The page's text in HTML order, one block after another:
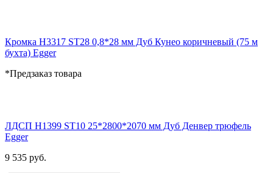
Кромка H3317 ST28 0,8*28 мм Дуб Кунео коричневый (75 м
бухта) Egger
*Предзаказ товара
ЛДСП H1399 ST10 25*2800*2070 мм Дуб Денвер трюфель
Egger
9 535 руб.